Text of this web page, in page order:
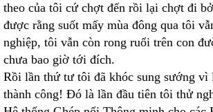
theo của tôi cứ chợt đến rồi lại chợt đi
được rằng suốt mấy mùa đông qua tôi
nghiệp, tôi vẫn còn rong ruổi trên con
chưa bao giờ tới đích.
Rồi lần thứ tư tôi đã khóc sung sướng vì
thành công! Đó là lần đầu tiên tôi thử